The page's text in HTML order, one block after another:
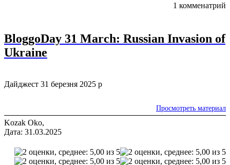
1 комменатрий
BloggoDay 31 March: Russian Invasion of
Ukraine
Дайджест 31 березня 2025 р
Просмотреть материал
Kozak Oko,
Дата: 31.03.2025